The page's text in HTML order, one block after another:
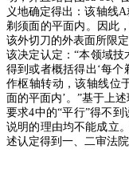
义地确定得出：该轴线A
剃须面的平面内。因此
该外切刀的外表面所限
该决定认定：“本领域技
得到或者概括得出 ‘每个
作枢轴转动，该轴线位
面的平面内’ 。”基于上
要求4中的“平行”得不到
说明的理由均不能成立
述认定得到一、二审法院